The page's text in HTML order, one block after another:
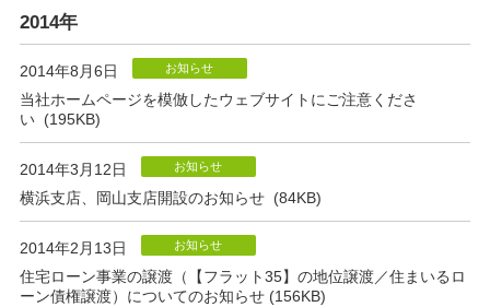
2014年
2014年8月6日 お知らせ
当社ホームページを模倣したウェブサイトにご注意くださ
い (195KB)
2014年3月12日 お知らせ
横浜支店、岡山支店開設のお知らせ (84KB)
2014年2月13日 お知らせ
住宅ローン事業の譲渡（【フラット35】の地位譲渡／住まいるロ
ーン債権譲渡）についてのお知らせ (156KB)